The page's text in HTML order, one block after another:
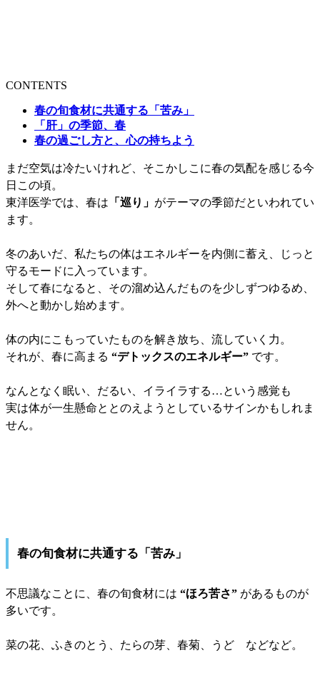
CONTENTS
春の旬食材に共通する「苦み」
「肝」の季節、春
春の過ごし方と、心の持ちよう
まだ空気は冷たいけれど、そこかしこに春の気配を感じる今
日この頃。
東洋医学では、春は 「巡り」 がテーマの季節だといわれてい
ます。
冬のあいだ、私たちの体はエネルギーを内側に蓄え、じっと
守るモードに入っています。
そして春になると、その溜め込んだものを少しずつゆるめ、
外へと動かし始めます。
体の内にこもっていたものを解き放ち、流していく力。
それが、春に高まる “デトックスのエネルギー” です。
なんとなく眠い、だるい、イライラする…という感覚も
実は体が一生懸命ととのえようとしているサインかもしれま
せん。
春の旬食材に共通する「苦み」
不思議なことに、春の旬食材には “ほろ苦さ” があるものが
多いです。
菜の花、ふきのとう、たらの芽、春菊、うど などなど。